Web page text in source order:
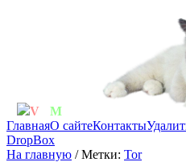
Virt Machine
ГлавнаяО сайтеКонтакты
DropBox
На главную / Метки: Tor